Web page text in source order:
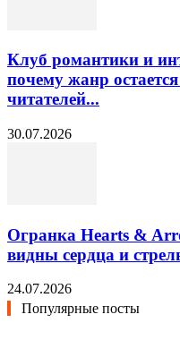
Клуб романтики и
почему жанр
читателей...
30.07.2026
Огранка Hearts &
видны сердца и
24.07.2026
Популярные посты